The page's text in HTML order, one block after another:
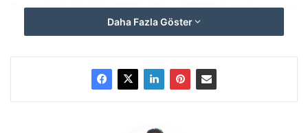
Powershell ile bir REST API – RESTfull web service
üzerinden anlık oluşturulan kullanıcı listesi alınıp, Active
Kullanıcı oluşturulurken bazı kontrollerden de ayrıca
Powershell ile Active Directory toplu kullanıcı
Daha Fazla Göster